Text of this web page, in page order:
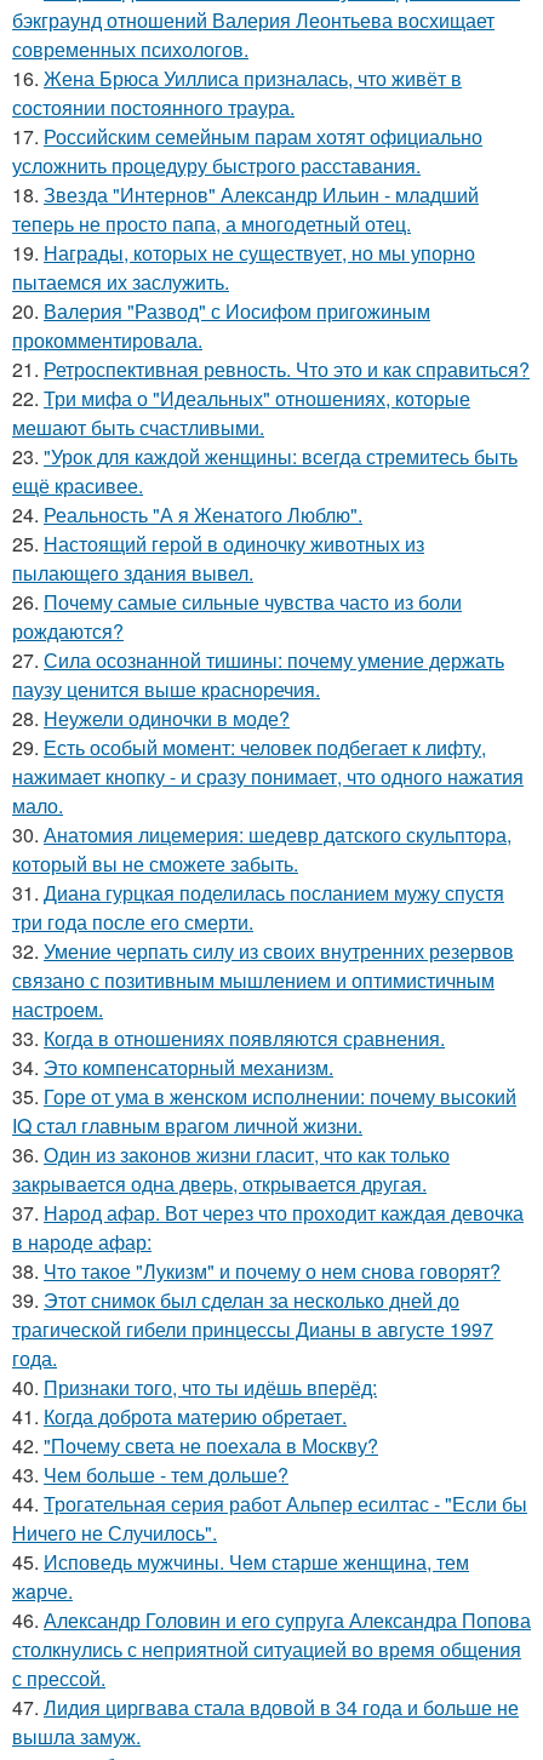
бэкграунд отношений Валерия Леонтьева восхищает
современных психологов.
16. Жена Брюса Уиллиса призналась, что живёт в
состоянии постоянного траура.
17. Российским семейным парам хотят официально
усложнить процедуру быстрого расставания.
18. Звезда "Интернов" Александр Ильин - младший
теперь не просто папа, а многодетный отец.
19. Награды, которых не существует, но мы упорно
пытаемся их заслужить.
20. Валерия "Развод" с Иосифом пригожиным
прокомментировала.
21. Ретроспективная ревность. Что это и как справиться?
22. Три мифа о "Идеальных" отношениях, которые
мешают быть счастливыми.
23. "Урок для каждой женщины: всегда стремитесь быть
ещё красивее.
24. Реальность "А я Женатого Люблю".
25. Настоящий герой в одиночку животных из
пылающего здания вывел.
26. Почему самые сильные чувства часто из боли
рождаются?
27. Сила осознанной тишины: почему умение держать
паузу ценится выше красноречия.
28. Неужели одиночки в моде?
29. Есть особый момент: человек подбегает к лифту,
нажимает кнопку - и сразу понимает, что одного нажатия
мало.
30. Анатомия лицемерия: шедевр датского скульптора,
который вы не сможете забыть.
31. Диана гурцкая поделилась посланием мужу спустя
три года после его смерти.
32. Умение черпать силу из своих внутренних резервов
связано с позитивным мышлением и оптимистичным
настроем.
33. Когда в отношениях появляются сравнения.
34. Это компенсаторный механизм.
35. Горе от ума в женском исполнении: почему высокий
IQ стал главным врагом личной жизни.
36. Один из законов жизни гласит, что как только
закрывается одна дверь, открывается другая.
37. Народ афар. Вот через что проходит каждая девочка
в народе афар:
38. Что такое "Лукизм" и почему о нем снова говорят?
39. Этот снимок был сделан за несколько дней до
трагической гибели принцессы Дианы в августе 1997
года.
40. Признаки того, что ты идёшь вперёд:
41. Когда доброта материю обретает.
42. "Почему света не поехала в Москву?
43. Чем больше - тем дольше?
44. Трогательная серия работ Альпер есилтас - "Если бы
Ничего не Случилось".
45. Исповедь мужчины. Чeм старше женщина, тем
жaрче.
46. Александр Головин и его супруга Александра Попова
столкнулись с неприятной ситуацией во время общения
с прессой.
47. Лидия циргвава стала вдовой в 34 года и больше не
вышла замуж.